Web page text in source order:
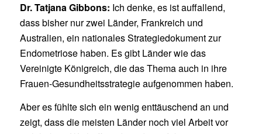
Dr. Tatjana Gibbons: Ich denke, es ist auffallend,
dass bisher nur zwei Länder, Frankreich und
Australien, ein nationales Strategiedokument zur
Endometriose haben. Es gibt Länder wie das
Vereinigte Königreich, die das Thema auch in ihre
Frauen-Gesundheitsstrategie aufgenommen haben.
Aber es fühlte sich ein wenig enttäuschend an und
zeigt, dass die meisten Länder noch viel Arbeit vor